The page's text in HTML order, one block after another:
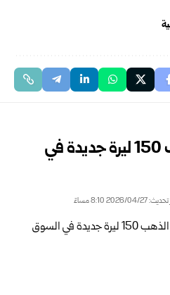
انخفاض أسعار الذهب 150 ليرة جديدة في
2026/04/27 8:10 مساءً